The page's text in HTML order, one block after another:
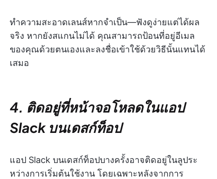
ทำความสะอาดเลนส์หากจำเป็น—ฟังดูง่ายแต่ได้ผล
จริง หากยังสแกนไม่ได้ คุณสามารถป้อนที่อยู่อีเมล
ของคุณด้วยตนเองและลงชื่อเข้าใช้ด้วยวิธีนั้นแทนได้
เสมอ
4. ติดอยู่ที่หน้าจอโหลดในแอป
Slack บนเดสก์ท็อป
แอป Slack บนเดสก์ท็อปบางครั้งอาจติดอยู่ในลูประ
หว่างการเริ่มต้นใช้งาน โดยเฉพาะหลังจากการ